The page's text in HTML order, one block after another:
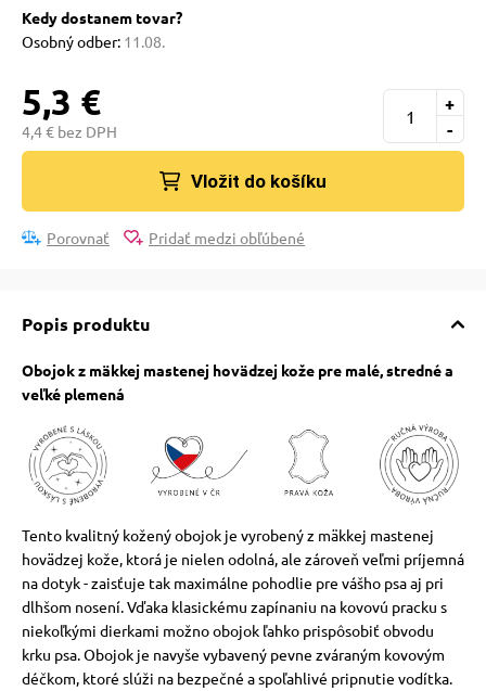
poukazy
Kedy dostanem tovar?
Osobný odber: 11.08.
5,3 €
4,4 € bez DPH -
+
Vložit do košíku
Porovnať Pridať medzi obľúbené
Popis produktu
Obojok z mäkkej mastenej hovädzej kože pre malé, stredné a
veľké plemená
Tento kvalitný kožený obojok je vyrobený z mäkkej mastenej
hovädzej kože, ktorá je nielen odolná, ale zároveň veľmi príjemná
na dotyk - zaisťuje tak maximálne pohodlie pre vášho psa aj pri
dlhšom nosení. Vďaka klasickému zapínaniu na kovovú pracku s
niekoľkými dierkami možno obojok ľahko prispôsobiť obvodu
krku psa. Obojok je navyše vybavený pevne zváraným kovovým
déčkom, ktoré slúži na bezpečné a spoľahlivé pripnutie vodítka.